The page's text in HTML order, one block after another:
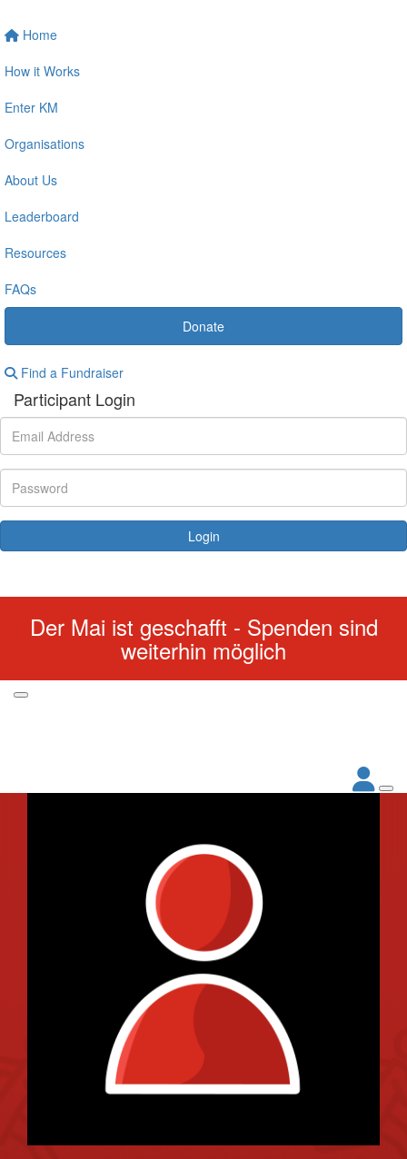
Home
How it Works
Enter KM
Organisations
About Us
Leaderboard
Resources
FAQs
Donate
Find a Fundraiser
Participant Login
Login
Der Mai ist geschafft - Spenden sind
weiterhin möglich